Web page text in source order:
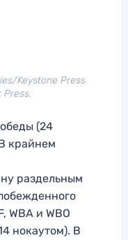
Keystone Press
Press.
(24
крайнем
раздельным
WBA и WBO
нокаутом). В